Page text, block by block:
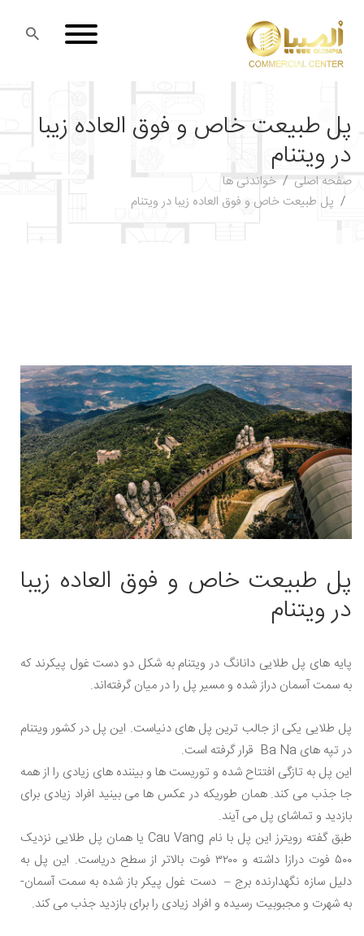
پل طبیعت خاص و فوق العاده زیبا
در ویتنام
صفحه اصلی
خواندنی ها
پل طبیعت خاص و فوق العاده زیبا در ویتنام
پل طبیعت خاص و فوق العاده زیبا
در ویتنام
پایه های پل طلایی دانانگ در ویتنام به شکل دو دست غول پیکرند که
به سمت آسمان دراز شده و مسیر پل را در میان گرفته‌اند.
پل طلایی یکی از جالب ترین پل های دنیاست. این پل در کشور ویتنام
در تپه های Ba Na قرار گرفته است.
این پل به تازگی افتتاح شده و توریست ها و بیننده های زیادی را از همه
جا جذب می کند. همان طوریکه در عکس ها می بینید افراد زیادی برای
بازدید و تماشای پل می آیند.
طبق گفته رویترز این پل با نام Cau Vang یا همان پل طلایی نزدیک
۵۰۰ فوت درازا داشته و ۳۲۰۰ فوت بالاتر از سطح دریاست. این پل به
دلیل سازه نگهدارنده برج – دست غول پیکر باز شده به سمت آسمان-
به شهرت و مجبوبیت رسیده و افراد زیادی را برای بازدید جذب می کند.